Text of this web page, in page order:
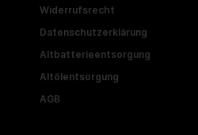
Widerrufsrecht
Datenschutzerklärung
Altbatterieentsorgung
Altölentsorgung
AGB